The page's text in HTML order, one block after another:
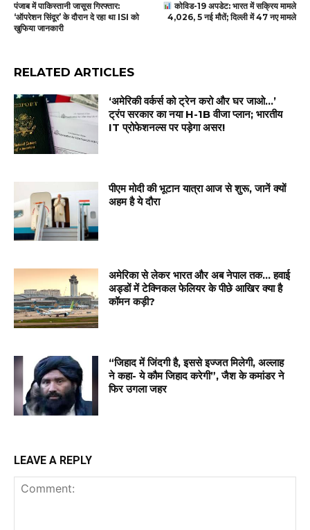
पंजाब में पाकिस्तानी जासूस गिरफ्तार:
‘ऑपरेशन सिंदूर’ के दौरान दे रहा था ISI को
खुफिया जानकारी
कोविड-19 अपडेट: भारत में सक्रिय मामले
4,026, 5 नई मौतें; दिल्ली में 47 नए मामले
RELATED ARTICLES
‘अमेरिकी वर्कर्स को ट्रेन करो और घर जाओ…’
ट्रंप सरकार का नया H-1B वीजा प्लान; भारतीय
IT प्रोफेशनल्स पर पड़ेगा असर!
पीएम मोदी की भूटान यात्रा आज से शुरू, जानें क्यों
अहम है ये दौरा
अमेरिका से लेकर भारत और अब नेपाल तक… हवाई
अड्डों में टेक्निकल फेलियर के पीछे आखिर क्या है
कॉमन कड़ी?
“जिहाद में जिंदगी है, इससे इज्जत मिलेगी, अल्लाह
ने कहा- ये कौम जिहाद करेगी”, जैश के कमांडर ने
फिर उगला जहर
LEAVE A REPLY